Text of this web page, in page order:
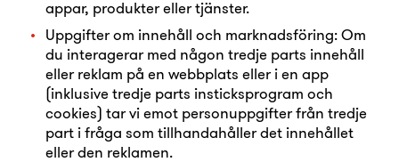
appar, produkter eller tjänster.
Uppgifter om innehåll och marknadsföring: Om
du interagerar med någon tredje parts innehåll
eller reklam på en webbplats eller i en app
(inklusive tredje parts insticksprogram och
cookies) tar vi emot personuppgifter från tredje
part i fråga som tillhandahåller det innehållet
eller den reklamen.